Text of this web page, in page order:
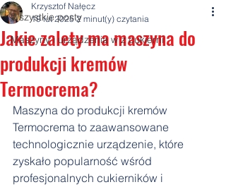
Wszystkie posty
Maszyny i urządzenia w z cukierni
Jakie zalety ma maszyna do
produkcji kremów
Termocrema?
Krzysztof Nałęcz
19 lut 2025 2 minut(y) czytania
Maszyna do produkcji kremów
Termocrema to zaawansowane
technologicznie urządzenie, które
zyskało popularność wśród
profesjonalnych cukierników i